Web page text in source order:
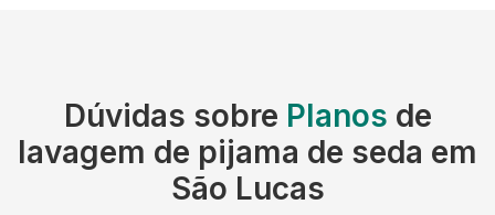
Dúvidas sobre Planos de
lavagem de pijama de seda em
São Lucas